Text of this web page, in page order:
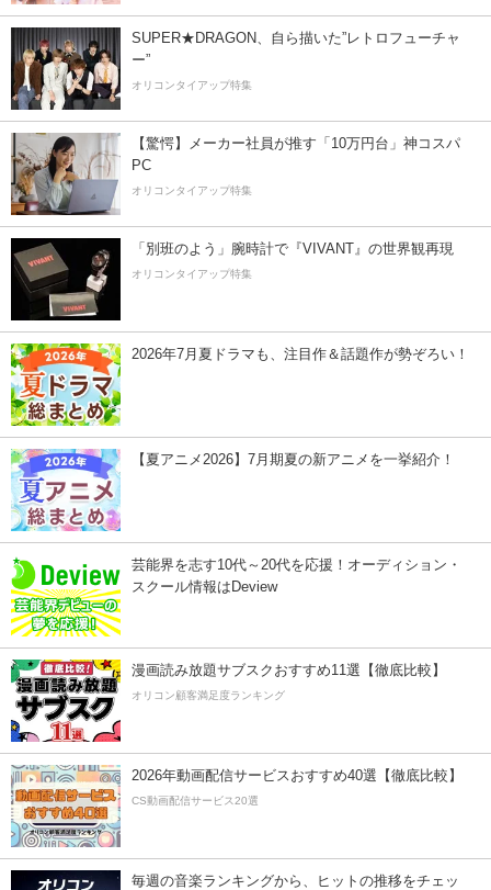
SUPER★DRAGON、自ら描いた”レトロフューチャ
ー”
オリコンタイアップ特集
【驚愕】メーカー社員が推す「10万円台」神コスパ
PC
オリコンタイアップ特集
「別班のよう」腕時計で『VIVANT』の世界観再現
オリコンタイアップ特集
2026年7月夏ドラマも、注目作＆話題作が勢ぞろい！
【夏アニメ2026】7月期夏の新アニメを一挙紹介！
芸能界を志す10代～20代を応援！オーディション・
スクール情報はDeview
漫画読み放題サブスクおすすめ11選【徹底比較】
オリコン顧客満足度ランキング
2026年動画配信サービスおすすめ40選【徹底比較】
CS動画配信サービス20選
毎週の音楽ランキングから、ヒットの推移をチェッ